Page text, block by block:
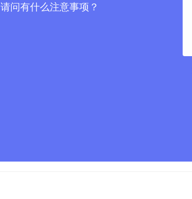
请问有什么注意事项？